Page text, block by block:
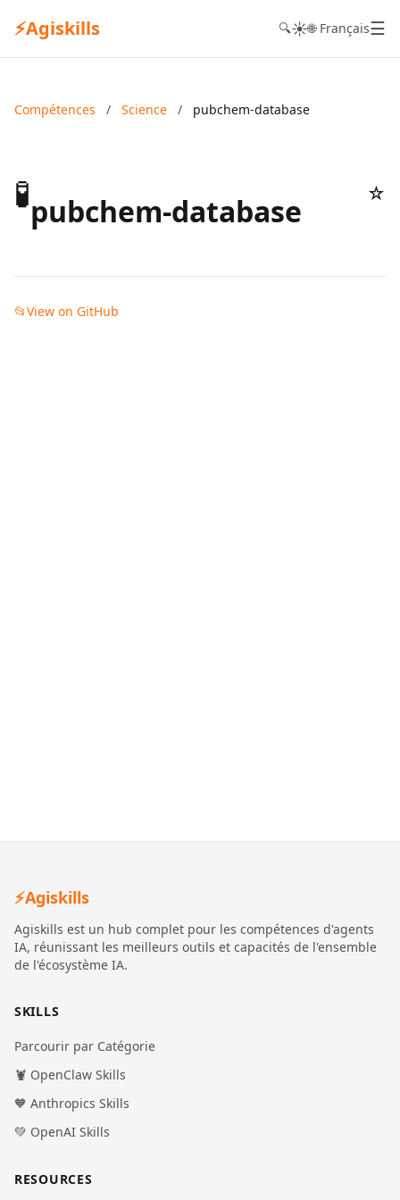
⚡Agiskills 🔍☀️🌐 Français☰
Compétences / Science / pubchem-database
🧪pubchem-database ☆
📂View on GitHub
⚡Agiskills
Agiskills est un hub complet pour les compétences d'agents
IA, réunissant les meilleurs outils et capacités de l'ensemble
de l'écosystème IA.
SKILLS
Parcourir par Catégorie
🦞 OpenClaw Skills
🧡 Anthropics Skills
💚 OpenAI Skills
RESOURCES